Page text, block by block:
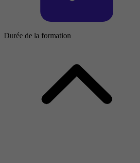
Durée de la formation